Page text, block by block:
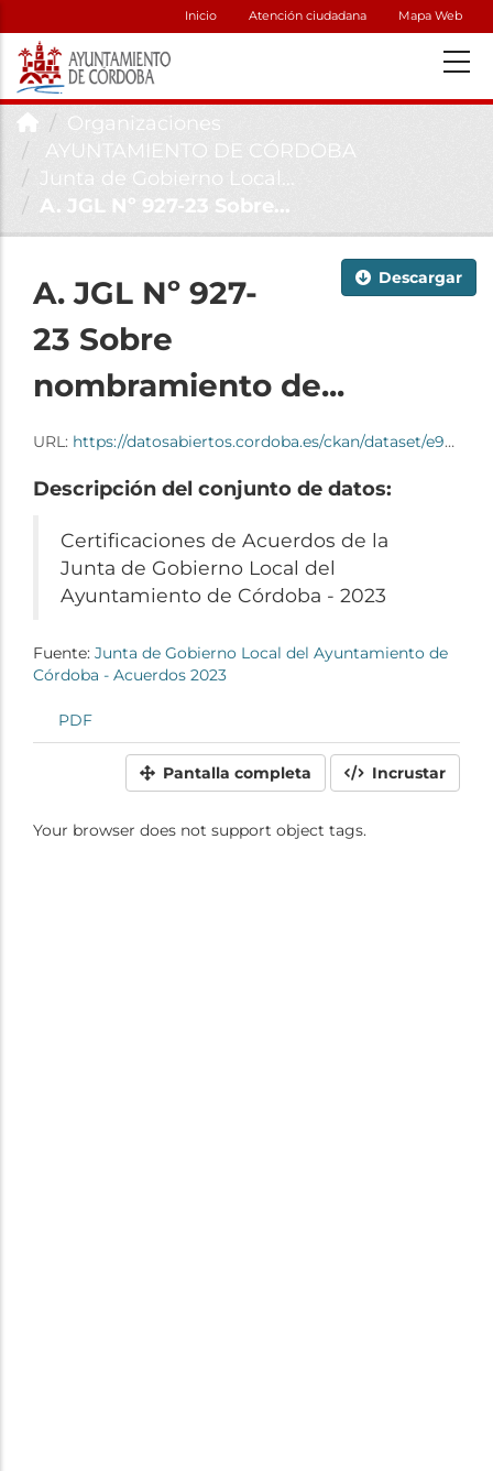
Inicio Atención ciudadana Mapa Web
Organizaciones
AYUNTAMIENTO DE CÓRDOBA
Junta de Gobierno Local...
A. JGL Nº 927-23 Sobre...
Descargar
A. JGL Nº 927-
23 Sobre
nombramiento de...
URL: https://datosabiertos.cordoba.es/ckan/dataset/e9d614fd-da73-4bb5-b267-9428be526484/resource/3ee09bb2-201e-4cb4-97bf-5a9681898aa4/download/20-a.-jgl-n-927-23-sobre-nombramiento-de-representantes-en-.pdf
Descripción del conjunto de datos:
Certificaciones de Acuerdos de la
Junta de Gobierno Local del
Ayuntamiento de Córdoba - 2023
Fuente: Junta de Gobierno Local del Ayuntamiento de
Córdoba - Acuerdos 2023
PDF
Pantalla completa Incrustar
Your browser does not support object tags.